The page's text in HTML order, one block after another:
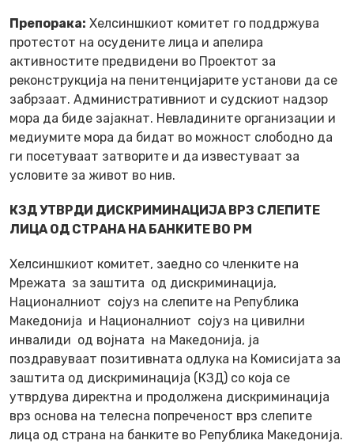
Препорака: Хелсиншкиот комитет го поддржува
протестот на осудените лица и апелира
активностите предвидени во Проектот за
реконструкција на пенитенцијарите установи да се
забрзаат. Административниот и судскиот надзор
мора да биде зајакнат. Невладините организации и
медиумите мора да бидат во можност слободно да
ги посетуваат затворите и да известуваат за
условите за живот во нив.
КЗД УТВРДИ ДИСКРИМИНАЦИЈА ВРЗ СЛЕПИТЕ
ЛИЦА ОД СТРАНА НА БАНКИТЕ ВО РМ
Хелсиншкиот комитет, заедно со членките на
Мрежата за заштита од дискриминација,
Националниот сојуз на слепите на Република
Македонија и Националниот сојуз на цивилни
инвалиди од војната на Македонија, ја
поздравуваат позитивната одлука на Комисијата за
заштита од дискриминација (КЗД) со која се
утврдува директна и продолжена дискриминација
врз основа на телесна попреченост врз слепите
лица од страна на банките во Република Македонија.